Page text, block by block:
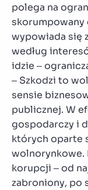
polega na
skorumpowany
wypowiada się
według
idzie –
– Szkodzi to
sensie
publicznej. W
gospodarczy i
których oparte
wolnorynkowe.
korupcji – od
zabroniony, po